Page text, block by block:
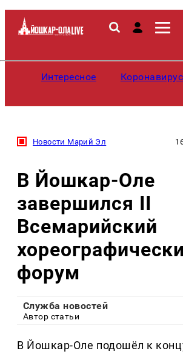
Интересное Коронавирус
Новости Марий Эл
В Йошкар-Оле
завершился II
Всемарийский
форум
Служба новостей
Автор статьи
В Йошкар-Оле подошёл к